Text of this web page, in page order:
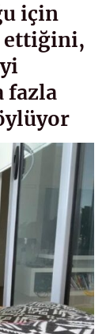
için
ettiğini,
fazla